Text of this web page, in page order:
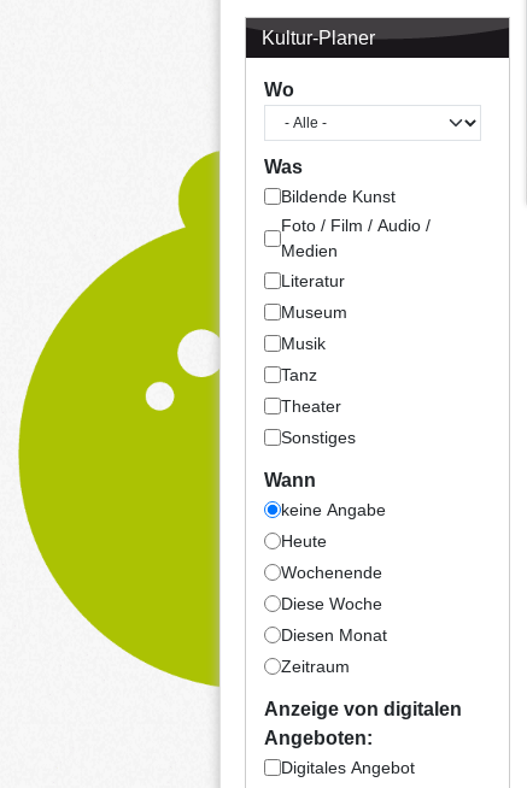
Kultur-Planer
Wo
Was
Bildende Kunst
Foto / Film / Audio /
Medien
Literatur
Museum
Musik
Tanz
Theater
Sonstiges
Wann
keine Angabe
Heute
Wochenende
Diese Woche
Diesen Monat
Zeitraum
Anzeige von digitalen
Angeboten:
Digitales Angebot